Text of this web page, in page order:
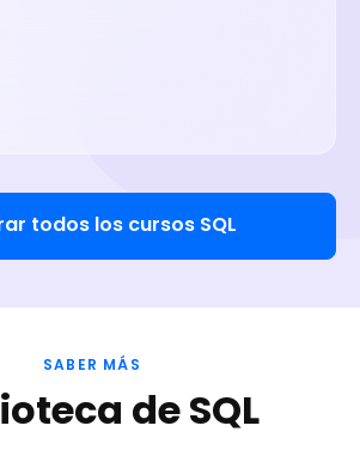
todos los cursos SQL
SABER MÁS
de SQL